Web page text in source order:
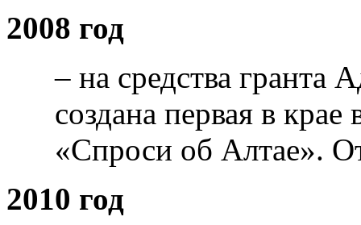
2008 год
– на средства гранта
создана первая в
«Спроси об Алтае».
2010 год